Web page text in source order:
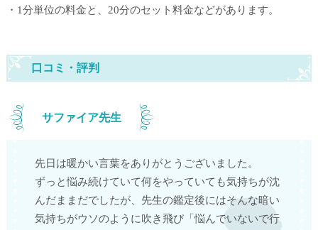
・1分単位の料金と、20分のセット料金などがあります。
口コミ・評判
サファイア先生
先日は暖かい言葉をありがとうございました。
ずっと悩み続けていて何をやっていても気持ちが沈
んだままだでしたが、先生の鑑定後にはそんな暗い
気持ちがウソのように吹き飛び「悩んでいないで行